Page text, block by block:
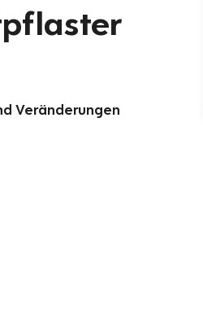
Veränderungen